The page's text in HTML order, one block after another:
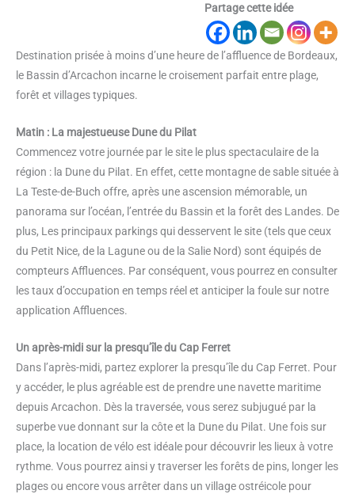
Partage cette idée
Destination prisée à moins d’une heure de l’affluence de Bordeaux,
le Bassin d’Arcachon incarne le croisement parfait entre plage,
forêt et villages typiques.
Matin : La majestueuse Dune du Pilat
Commencez votre journée par le site le plus spectaculaire de la
région : la Dune du Pilat. En effet, cette montagne de sable située à
La Teste-de-Buch offre, après une ascension mémorable, un
panorama sur l’océan, l’entrée du Bassin et la forêt des Landes. De
plus, Les principaux parkings qui desservent le site (tels que ceux
du Petit Nice, de la Lagune ou de la Salie Nord) sont équipés de
compteurs Affluences. Par conséquent, vous pourrez en consulter
les taux d’occupation en temps réel et anticiper la foule sur notre
application Affluences.
Un après-midi sur la presqu’île du Cap Ferret
Dans l’après-midi, partez explorer la presqu’île du Cap Ferret. Pour
y accéder, le plus agréable est de prendre une navette maritime
depuis Arcachon. Dès la traversée, vous serez subjugué par la
superbe vue donnant sur la côte et la Dune du Pilat. Une fois sur
place, la location de vélo est idéale pour découvrir les lieux à votre
rythme. Vous pourrez ainsi y traverser les forêts de pins, longer les
plages ou encore vous arrêter dans un village ostréicole pour